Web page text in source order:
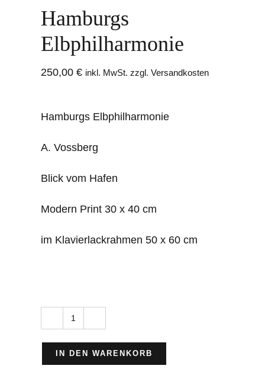
Hamburgs
Elbphilharmonie
250,00 € inkl. MwSt. zzgl. Versandkosten
Hamburgs Elbphilharmonie
A. Vossberg
Blick vom Hafen
Modern Print 30 x 40 cm
im Klavierlackrahmen 50 x 60 cm
Hamburgs
Elbphilharmonie
Menge
IN DEN WARENKORB